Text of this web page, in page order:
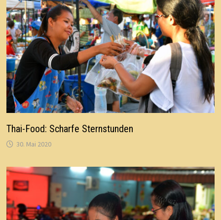
Thai-Food: Scharfe Sternstunden
30. Mai 2020